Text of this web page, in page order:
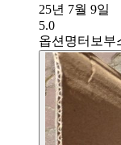
25년 7월 9일
5.0
옵션명터보부